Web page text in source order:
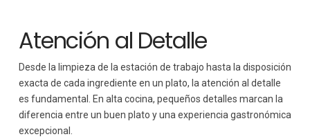
Atención al Detalle
Desde la limpieza de la estación de trabajo hasta la disposición
exacta de cada ingrediente en un plato, la atención al detalle
es fundamental. En alta cocina, pequeños detalles marcan la
diferencia entre un buen plato y una experiencia gastronómica
excepcional.